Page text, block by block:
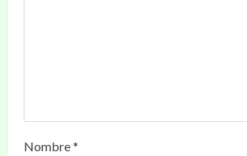
Nombre*